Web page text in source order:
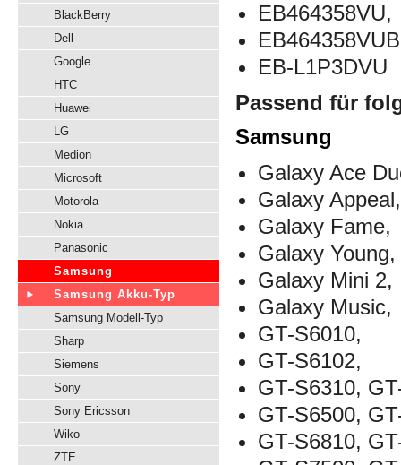
BlackBerry
Dell
Google
HTC
Huawei
LG
Medion
Microsoft
Motorola
Nokia
Panasonic
Samsung
Samsung Akku-Typ
Samsung Modell-Typ
Sharp
Siemens
Sony
Sony Ericsson
Wiko
ZTE
EB464358VU,
EB-L1P3DVU
Passend für
Samsung
Galaxy Ace
Galaxy Appeal,
Galaxy Fame,
Galaxy
Galaxy Mini 2,
Galaxy Music,
GT-S6010,
GT-S6102,
GT-S6310,
GT-S6500,
GT-S6810,